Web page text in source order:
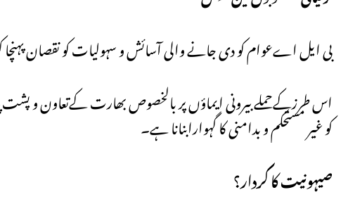
بی ایل اےعوام کو دی جانے والی آسائش و سہولیات کو نقصان پہنچا
اس طرزکےحملے بیرونی ایماؤں پر بالخصوص بھارت کےتعاون و
کو غیر مستحکم و بدامنی کا گہوارابنانا ہے۔
صیہونیت کا کردار؟